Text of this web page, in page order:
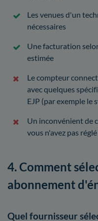
Les venues d'un
nécessaires
Une facturation
estimée
Le compteur
avec quelques
EJP (par exemple le
Un inconvénient de
vous n'avez pas
4. Comment
abonnement
Quel fournisseur